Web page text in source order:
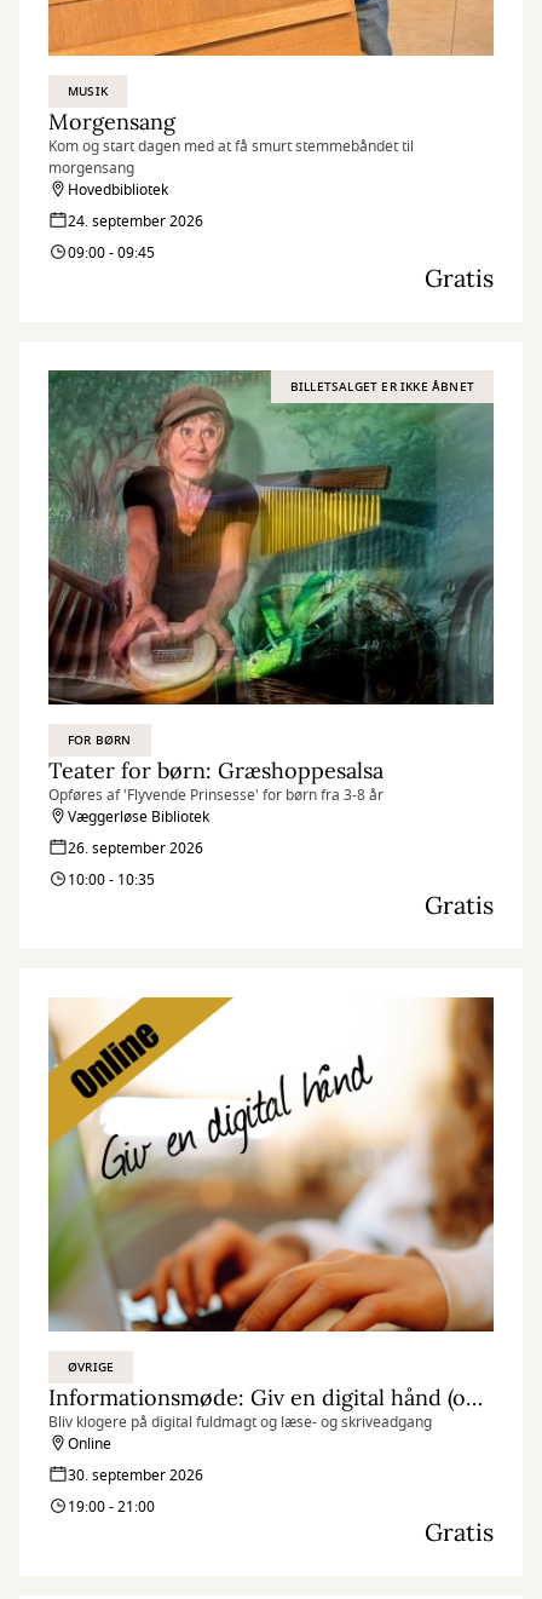
MUSIK
Morgensang
Kom og start dagen med at få smurt stemmebåndet til
morgensang
Hovedbibliotek
24. september 2026
09:00 - 09:45
Gratis
BILLETSALGET ER IKKE ÅBNET
FOR BØRN
Teater for børn: Græshoppesalsa
Opføres af 'Flyvende Prinsesse' for børn fra 3-8 år
Væggerløse Bibliotek
26. september 2026
10:00 - 10:35
Gratis
ØVRIGE
Informationsmøde: Giv en digital hånd (online)
Bliv klogere på digital fuldmagt og læse- og skriveadgang
Online
30. september 2026
19:00 - 21:00
Gratis